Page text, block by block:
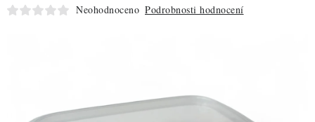
Neohodnoceno Podrobnosti hodnocení